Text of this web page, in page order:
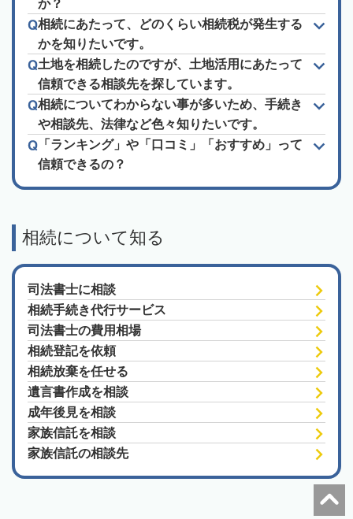
か？
相続にあたって、どのくらい相続税が発生する
かを知りたいです。
土地を相続したのですが、土地活用にあたって
信頼できる相談先を探しています。
相続についてわからない事が多いため、手続き
や相談先、法律など色々知りたいです。
「ランキング」や「口コミ」「おすすめ」って
信頼できるの？
相続について知る
司法書士に相談
相続手続き代行サービス
司法書士の費用相場
相続登記を依頼
相続放棄を任せる
遺言書作成を相談
成年後見を相談
家族信託を相談
家族信託の相談先